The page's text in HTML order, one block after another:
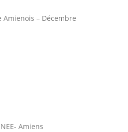
Amienois – Décembre
Amiens